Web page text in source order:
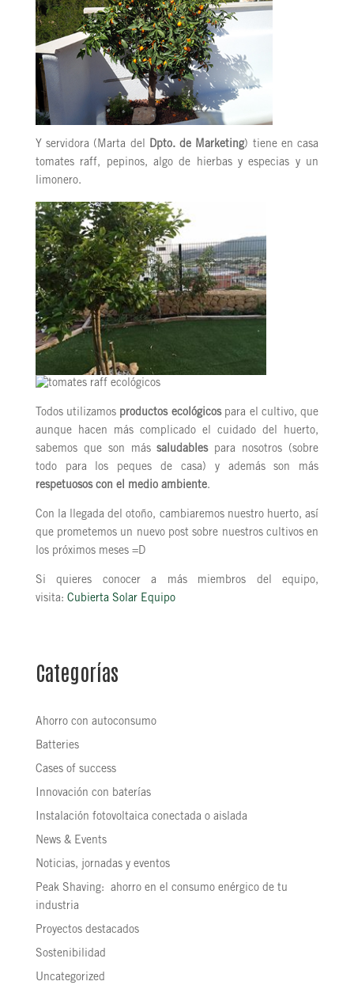
Y servidora (Marta del Dpto. de Marketing) tiene en casa
tomates raff, pepinos, algo de hierbas y especias y un
limonero.
Todos utilizamos productos ecológicospara el cultivo, que
aunque hacen más complicado el cuidado del huerto,
sabemos que son mássaludablespara nosotros (sobre
todo para los peques de casa) y además son más
respetuosos con el medio ambiente.
Con la llegada del otoño, cambiaremos nuestro huerto, así
que prometemos un nuevo post sobre nuestros cultivos en
los próximos meses =D
Si quieres conocer a más miembros del equipo,
visita: Cubierta Solar Equipo
Categorías
Ahorro con autoconsumo
Batteries
Cases of success
Innovación con baterías
Instalación fotovoltaica conectada o aislada
News & Events
Noticias, jornadas y eventos
Peak Shaving: ahorro en el consumo enérgico de tu
industria
Proyectos destacados
Sostenibilidad
Uncategorized